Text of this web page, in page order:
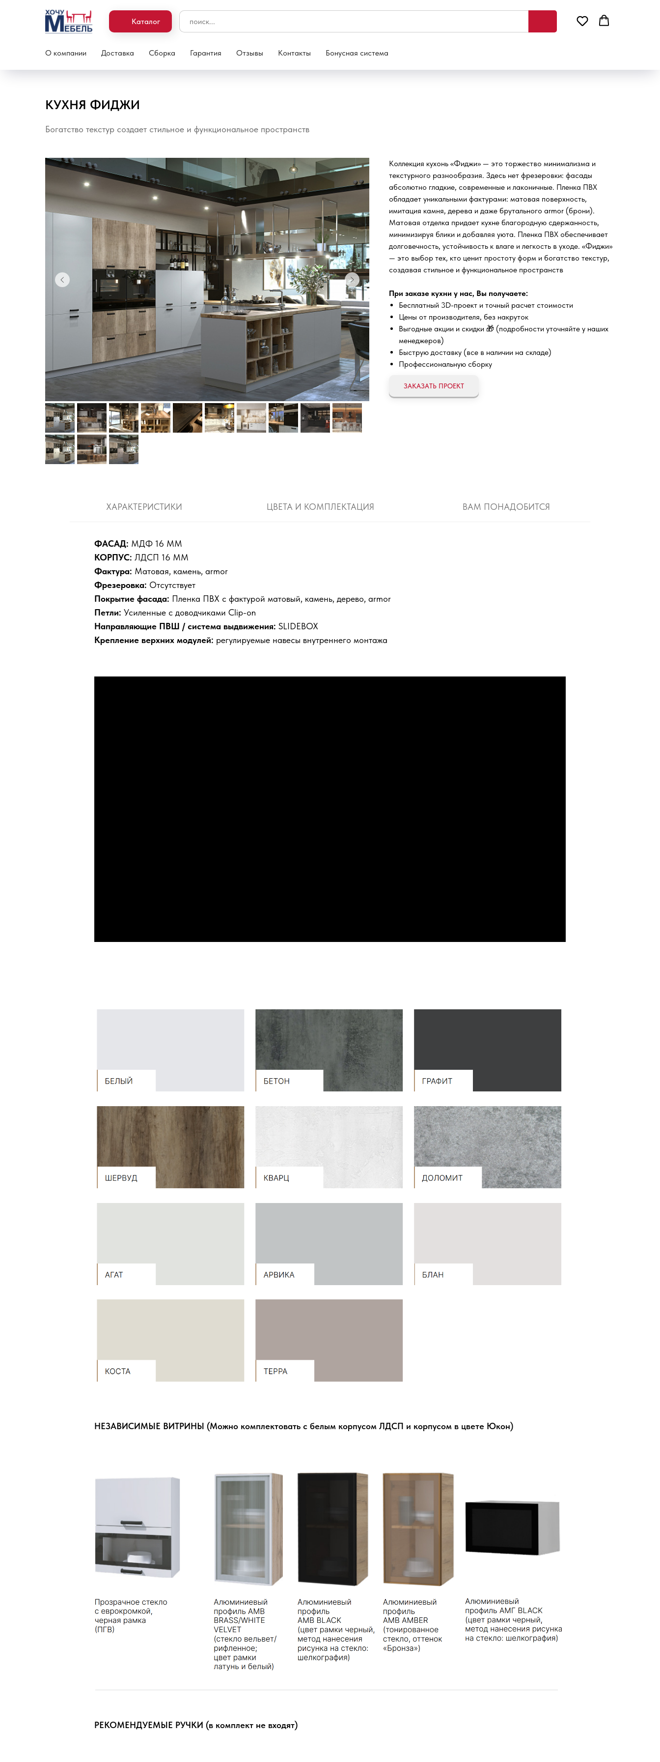
Каталог
О компании Доставка Сборка Гарантия Отзывы Контакты Бонусная система
КУХНЯ ФИДЖИ
Богатство текстур создает стильное и функциональное пространств
Коллекция кухонь «Фиджи» — это торжество минимализма и
текстурного разнообразия. Здесь нет фрезеровки: фасады
абсолютно гладкие, современные и лаконичные. Пленка ПВХ
обладает уникальными фактурами: матовая поверхность,
имитация камня, дерева и даже брутального armor (брони).
Матовая отделка придает кухне благородную сдержанность,
минимизируя блики и добавляя уюта. Пленка ПВХ обеспечивает
долговечность, устойчивость к влаге и легкость в уходе. «Фиджи»
— это выбор тех, кто ценит простоту форм и богатство текстур,
создавая стильное и функциональное пространств
При заказе кухни у нас, Вы получаете:
Бесплатный 3D-проект и точный расчет стоимости
Цены от производителя, без накруток
Выгодные акции и скидки 🎁 (подробности уточняйте у наших
менеджеров)
Быструю доставку (все в наличии на складе)
Профессиональную сборку
ЗАКАЗАТЬ ПРОЕКТ
ХАРАКТЕРИСТИКИ ЦВЕТА И КОМПЛЕКТАЦИЯ ВАМ ПОНАДОБИТСЯ
ФАСАД: МДФ 16 ММ
КОРПУС: ЛДСП 16 ММ
Фактура: Матовая, камень, armor
Фрезеровка: Отсутствует
Покрытие фасада: Пленка ПВХ с фактурой матовый, камень, дерево, armor
Петли: Усиленные с доводчиками Clip-on
Направляющие ПВШ / система выдвижения: SLIDEBOX
Крепление верхних модулей: регулируемые навесы внутреннего монтажа
НЕЗАВИСИМЫЕ ВИТРИНЫ (Можно комплектовать с белым корпусом ЛДСП и корпусом в цвете Юкон)
РЕКОМЕНДУЕМЫЕ РУЧКИ (в комплект не входят)